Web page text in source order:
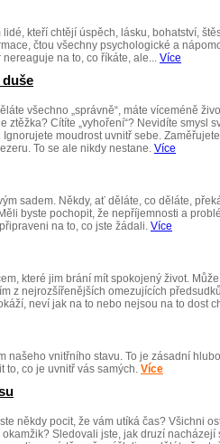
lidé, kteří chtějí úspěch, lásku, bohatství,
čtou všechny psychologické a
na to, co říkáte, ale... Více
všechno „správně“, máte víceméně
Cítíte „vyhoření“? Nevidíte smysl
moudrost uvnitř sebe.
To se ale nikdy nestane. Více
sadem. Někdy, ať děláte, co děláte,
byste pochopit, že nepříjemnosti a
na to, co jste žádali. Více
které jim brání mít spokojený život.
z nejrozšířenějších omezujících
neví jak na to nebo nejsou na to dost
našeho vnitřního stavu. To je zásadní
to, co je uvnitř vás samých. Více
někdy pocit, že vám utíká čas? Všichni
Sledovali jste, jak druzí nacházejí